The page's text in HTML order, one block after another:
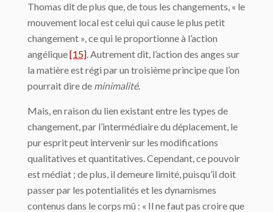
Thomas dit de plus que, de tous les changements, « le
mouvement local est celui qui cause le plus petit
changement », ce qui le proportionne à l’action
angélique[15]. Autrement dit, l’action des anges sur
la matière est régi par un troisième principe que l’on
pourrait dire de minimalité.
Mais, en raison du lien existant entre les types de
changement, par l’intermédiaire du déplacement, le
pur esprit peut intervenir sur les modifications
qualitatives et quantitatives. Cependant, ce pouvoir
est médiat ; de plus, il demeure limité, puisqu’il doit
passer par les potentialités et les dynamismes
contenus dans le corps mû : « Il ne faut pas croire que